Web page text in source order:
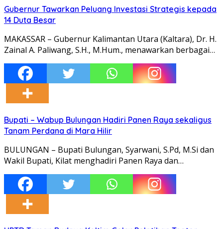
Gubernur Tawarkan Peluang Investasi Strategis kepada
14 Duta Besar
MAKASSAR – Gubernur Kalimantan Utara (Kaltara), Dr. H.
Zainal A. Paliwang, S.H., M.Hum., menawarkan berbagai…
Bupati – Wabup Bulungan Hadiri Panen Raya sekaligus
Tanam Perdana di Mara Hilir
BULUNGAN – Bupati Bulungan, Syarwani, S.Pd, M.Si dan
Wakil Bupati, Kilat menghadiri Panen Raya dan…